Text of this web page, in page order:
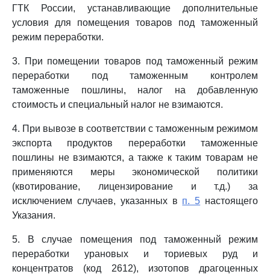
ГТК России, устанавливающие дополнительные
условия для помещения товаров под таможенный
режим переработки.
3. При помещении товаров под таможенный режим
переработки под таможенным контролем
таможенные пошлины, налог на добавленную
стоимость и специальный налог не взимаются.
4. При вывозе в соответствии с таможенным режимом
экспорта продуктов переработки таможенные
пошлины не взимаются, а также к таким товарам не
применяются меры экономической политики
(квотирование, лицензирование и т.д.) за
исключением случаев, указанных в п. 5 настоящего
Указания.
5. В случае помещения под таможенный режим
переработки урановых и ториевых руд и
концентратов (код 2612), изотопов драгоценных